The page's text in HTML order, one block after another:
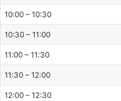
10:00 – 10:30
10:30 – 11:00
11:00 – 11:30
11:30 – 12:00
12:00 – 12:30